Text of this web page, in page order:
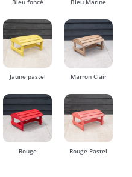
Bleu foncé Bleu Marine
Jaune pastel Marron Clair
Rouge Rouge Pastel